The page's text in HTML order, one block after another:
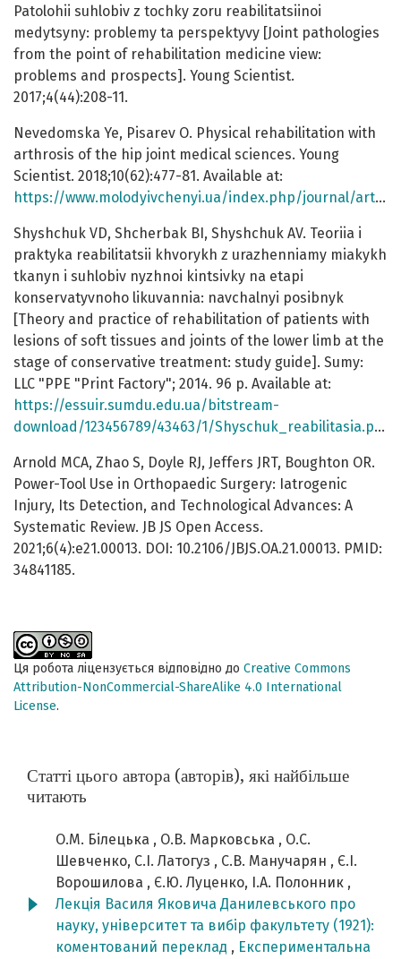
Patolohii suhlobiv z tochky zoru reabilitatsiinoi
medytsyny: problemy ta perspektyvy [Joint pathologies
from the point of rehabilitation medicine view:
problems and prospects]. Young Scientist.
2017;4(44):208-11.
Nevedomska Ye, Pisarev O. Physical rehabilitation with
arthrosis of the hip joint medical sciences. Young
Scientist. 2018;10(62):477-81. Available at:
https://www.molodyivchenyi.ua/index.php/journal/article/view/3812/3765
Shyshchuk VD, Shcherbak BI, Shyshchuk AV. Teoriia i
praktyka reabilitatsii khvorykh z urazhenniamy miakykh
tkanyn i suhlobiv nyzhnoi kintsivky na etapi
konservatyvnoho likuvannia: navchalnyi posibnyk
[Theory and practice of rehabilitation of patients with
lesions of soft tissues and joints of the lower limb at the
stage of conservative treatment: study guide]. Sumy:
LLC "PPE "Print Factory"; 2014. 96 p. Available at:
https://essuir.sumdu.edu.ua/bitstream-
download/123456789/43463/1/Shyschuk_reabilitasia.pdf
Arnold MCA, Zhao S, Doyle RJ, Jeffers JRT, Boughton OR.
Power-Tool Use in Orthopaedic Surgery: Iatrogenic
Injury, Its Detection, and Technological Advances: A
Systematic Review. JB JS Open Access.
2021;6(4):e21.00013. DOI: 10.2106/JBJS.OA.21.00013. PMID:
34841185.
Ця робота ліцензується відповідно до Creative Commons
Attribution-NonCommercial-ShareAlike 4.0 International
License.
Статті цього автора (авторів), які найбільше
читають
О.М. Білецька , О.В. Марковська , О.С.
Шевченко, С.І. Латогуз , С.В. Манучарян , Є.І.
Ворошилова , Є.Ю. Луценко, І.А. Полонник ,
Лекція Василя Яковича Данилевського про
науку, університет та вибір факультету (1921):
коментований переклад , Експериментальна